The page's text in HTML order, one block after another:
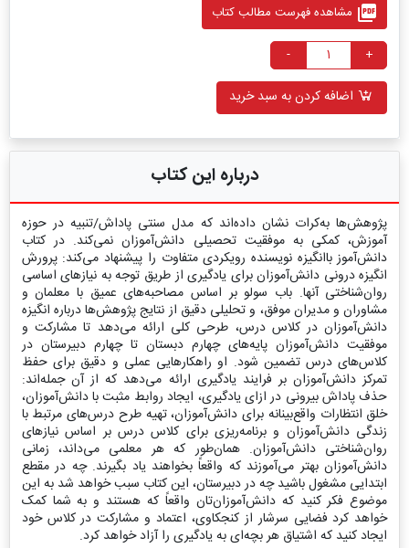
picture_as_pdf مشاهده فهرست مطالب کتاب
+
-
اضافه کردن به سبد خرید
درباره این کتاب
پژوهش‌ها به‌کرات نشان داده‌اند که مدل سنتی پاداش/تنبیه در حوزه
آموزش، کمکی به موفقیت تحصیلی دانش‌آموزان نمی‌کند. در کتاب
دانش‌آموز باانگیزه نویسنده رویکردی متفاوت را پیشنهاد می‌‌کند: پرورش
انگیزه درونی دانش‌آموزان برای یادگیری از طریق توجه به نیازهای اساسی
روان‌شناختی آنها. باب سولو بر اساس مصاحبه‌های عمیق با معلمان و
مشاوران و مدیران موفق، و تحلیلی دقیق از نتایج پژوهش‌ها درباره انگیزه
دانش‌آموزان در کلاس درس، طرحی کلی ارائه می‌دهد تا مشارکت و
موفقیت دانش‌آموزان پایه‌های چهارم دبستان تا چهارم دبیرستان در
کلاس‌های درس تضمین شود. او راهکارهایی عملی و دقیق برای حفظ
تمرکز دانش‌آموزان بر فرایند یادگیری ارائه می‌دهد که از آن جمله‌اند:
حذف پاداش بیرونی در ازای یادگیری، ایجاد روابط مثبت با دانش‌آموزان،
خلق انتظارات واقع‌بینانه برای دانش‌آموزان، تهیه طرح درس‌های مرتبط با
زندگی دانش‌آموزان و برنامه‌ریزی برای کلاس درس بر اساس نیازهای
روان‌شناختی دانش‌آموزان. همان‌طور که هر معلمی می‌داند، زمانی
دانش‌آموزان بهتر می‌آموزند که واقعاً بخواهند یاد بگیرند. چه در مقطع
ابتدایی مشغول باشید چه در دبیرستان، این کتاب سبب خواهد شد به این
موضوع فکر کنید که دانش‌آموزان‌تان واقعاً که هستند و به شما کمک
خواهد کرد فضایی سرشار از کنجکاوی، اعتماد و مشارکت در کلاس خود
ایجاد کنید که اشتیاق هر بچه‌ای به یادگیری را آزاد خواهد کرد.